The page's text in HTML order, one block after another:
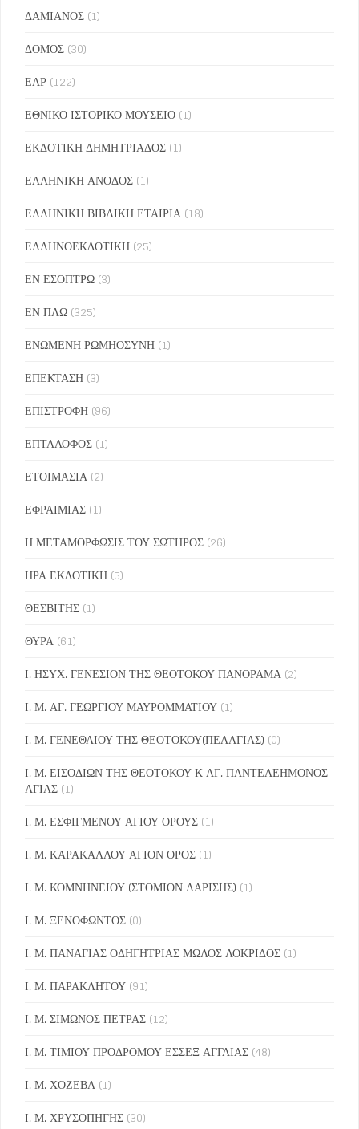
ΔΑΜΙΑΝΟΣ (1)
ΔΟΜΟΣ (30)
ΕΑΡ (122)
ΕΘΝΙΚΟ ΙΣΤΟΡΙΚΟ ΜΟΥΣΕΙΟ (1)
ΕΚΔΟΤΙΚΗ ΔΗΜΗΤΡΙΑΔΟΣ (1)
ΕΛΛΗΝΙΚΗ ΑΝΟΔΟΣ (1)
ΕΛΛΗΝΙΚΗ ΒΙΒΛΙΚΗ ΕΤΑΙΡΙΑ (18)
ΕΛΛΗΝΟΕΚΔΟΤΙΚΗ (25)
ΕΝ ΕΣΟΠΤΡΩ (3)
ΕΝ ΠΛΩ (325)
ΕΝΩΜΕΝΗ ΡΩΜΗΟΣΥΝΗ (1)
ΕΠΕΚΤΑΣΗ (3)
ΕΠΙΣΤΡΟΦΗ (96)
ΕΠΤΑΛΟΦΟΣ (1)
ΕΤΟΙΜΑΣΙΑ (2)
ΕΦΡΑΙΜΙΑΣ (1)
Η ΜΕΤΑΜΟΡΦΩΣΙΣ ΤΟΥ ΣΩΤΗΡΟΣ (26)
ΗΡΑ ΕΚΔΟΤΙΚΗ (5)
ΘΕΣΒΙΤΗΣ (1)
ΘΥΡΑ (61)
Ι. ΗΣΥΧ. ΓΕΝΕΣΙΟΝ ΤΗΣ ΘΕΟΤΟΚΟΥ ΠΑΝΟΡΑΜΑ (2)
Ι. Μ. ΑΓ. ΓΕΩΡΓΙΟΥ ΜΑΥΡΟΜΜΑΤΙΟΥ (1)
Ι. Μ. ΓΕΝΕΘΛΙΟΥ ΤΗΣ ΘΕΟΤΟΚΟΥ(ΠΕΛΑΓΙΑΣ) (0)
Ι. Μ. ΕΙΣΟΔΙΩΝ ΤΗΣ ΘΕΟΤΟΚΟΥ Κ ΑΓ. ΠΑΝΤΕΛΕΗΜΟΝΟΣ
ΑΓΙΑΣ (1)
Ι. Μ. ΕΣΦΙΓΜΕΝΟΥ ΑΓΙΟΥ ΟΡΟΥΣ (1)
Ι. Μ. ΚΑΡΑΚΑΛΛΟΥ ΑΓΙΟΝ ΟΡΟΣ (1)
Ι. Μ. ΚΟΜΝΗΝΕΙΟΥ (ΣΤΟΜΙΟΝ ΛΑΡΙΣΗΣ) (1)
Ι. Μ. ΞΕΝΟΦΩΝΤΟΣ (0)
Ι. Μ. ΠΑΝΑΓΙΑΣ ΟΔΗΓΗΤΡΙΑΣ ΜΩΛΟΣ ΛΟΚΡΙΔΟΣ (1)
Ι. Μ. ΠΑΡΑΚΛΗΤΟΥ (91)
Ι. Μ. ΣΙΜΩΝΟΣ ΠΕΤΡΑΣ (12)
Ι. Μ. ΤΙΜΙΟΥ ΠΡΟΔΡΟΜΟΥ ΕΣΣΕΞ ΑΓΓΛΙΑΣ (48)
Ι. Μ. ΧΟΖΕΒΑ (1)
Ι. Μ. ΧΡΥΣΟΠΗΓΗΣ (30)